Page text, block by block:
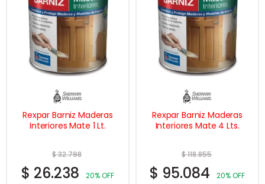
Rexpar Barniz Maderas
Interiores Mate 1 Lt.
$32.798
$ 26.238 20% OFF
Rexpar Barniz Maderas
Interiores Mate 4 Lts.
$118.855
$ 95.084 20% OFF